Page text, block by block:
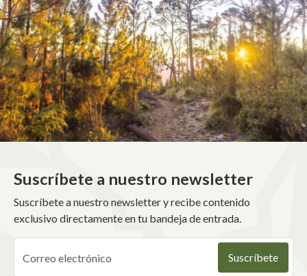
Suscríbete a nuestro newsletter
Suscríbete a nuestro newsletter y recibe contenido
exclusivo directamente en tu bandeja de entrada.